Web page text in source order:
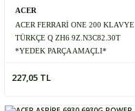
ACER
ACER FERRARİ ONE 200 KLAVYE
TÜRKÇE Q ZH6 9Z.N3C82.30T
*YEDEK PARÇA AMAÇLI*
227,05 TL